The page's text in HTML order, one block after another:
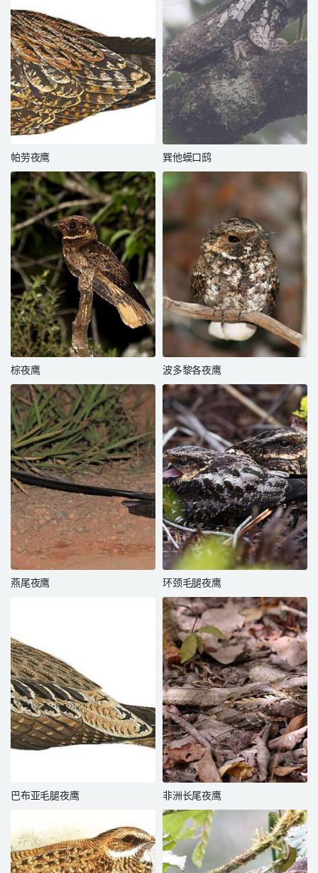
帕劳夜鹰 巽他蟆口鸱
棕夜鹰 波多黎各夜鹰
燕尾夜鹰 环颈毛腿夜鹰
巴布亚毛腿夜鹰 非洲长尾夜鹰